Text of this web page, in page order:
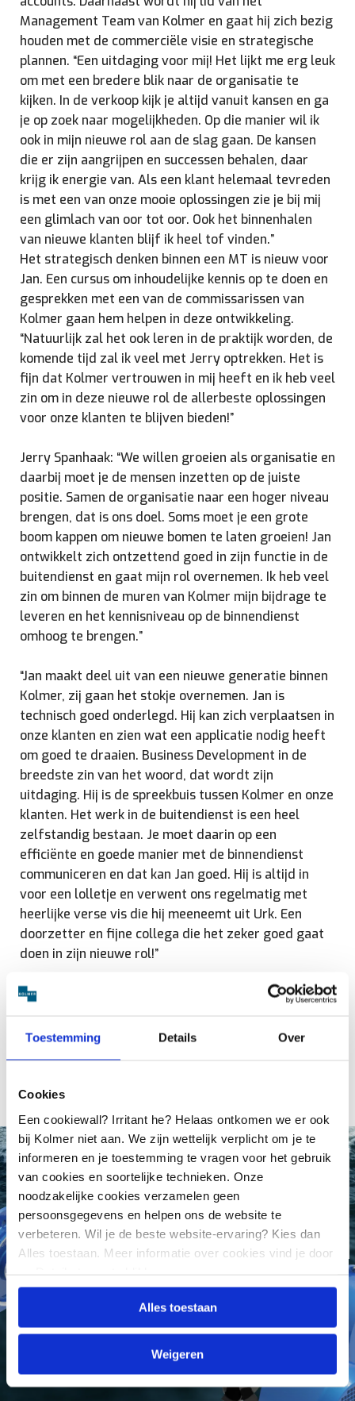
Toestemming Details Over
Cookies
Een cookiewall? Irritant he? Helaas ontkomen we er ook
bij Kolmer niet aan. We zijn wettelijk verplicht om je te
informeren en je toestemming te vragen voor het gebruik
van cookies en soortelijke technieken. Onze
noodzakelijke cookies verzamelen geen
persoonsgegevens en helpen ons de website te
verbeteren. Wil je de beste website-ervaring? Kies dan
Alles toestaan. Meer informatie over cookies vind je door
Alles toestaan
Weigeren
Management Team van Kolmer en gaat hij zich bezig
houden met de commerciële visie en strategische
plannen. “Een uitdaging voor mij! Het lijkt me erg leuk
om met een bredere blik naar de organisatie te
kijken. In de verkoop kijk je altijd vanuit kansen en ga
je op zoek naar mogelijkheden. Op die manier wil ik
ook in mijn nieuwe rol aan de slag gaan. De kansen
die er zijn aangrijpen en successen behalen, daar
krijg ik energie van. Als een klant helemaal tevreden
is met een van onze mooie oplossingen zie je bij mij
een glimlach van oor tot oor. Ook het binnenhalen
van nieuwe klanten blijf ik heel tof vinden.”
Het strategisch denken binnen een MT is nieuw voor
Jan. Een cursus om inhoudelijke kennis op te doen en
gesprekken met een van de commissarissen van
Kolmer gaan hem helpen in deze ontwikkeling.
“Natuurlijk zal het ook leren in de praktijk worden, de
komende tijd zal ik veel met Jerry optrekken. Het is
fijn dat Kolmer vertrouwen in mij heeft en ik heb veel
zin om in deze nieuwe rol de allerbeste oplossingen
voor onze klanten te blijven bieden!”
Jerry Spanhaak: “We willen groeien als organisatie en
daarbij moet je de mensen inzetten op de juiste
positie. Samen de organisatie naar een hoger niveau
brengen, dat is ons doel. Soms moet je een grote
boom kappen om nieuwe bomen te laten groeien! Jan
ontwikkelt zich ontzettend goed in zijn functie in de
buitendienst en gaat mijn rol overnemen. Ik heb veel
zin om binnen de muren van Kolmer mijn bijdrage te
leveren en het kennisniveau op de binnendienst
omhoog te brengen.”
“Jan maakt deel uit van een nieuwe generatie binnen
Kolmer, zij gaan het stokje overnemen. Jan is
technisch goed onderlegd. Hij kan zich verplaatsen in
onze klanten en zien wat een applicatie nodig heeft
om goed te draaien. Business Development in de
breedste zin van het woord, dat wordt zijn
uitdaging. Hij is de spreekbuis tussen Kolmer en onze
klanten. Het werk in de buitendienst is een heel
zelfstandig bestaan. Je moet daarin op een
efficiënte en goede manier met de binnendienst
communiceren en dat kan Jan goed. Hij is altijd in
voor een lolletje en verwent ons regelmatig met
heerlijke verse vis die hij meeneemt uit Urk. Een
doorzetter en fijne collega die het zeker goed gaat
doen in zijn nieuwe rol!”
Facebook LinkedIn
REMMOTOREN
Krachtige Cantoni-
actie in 24 uur